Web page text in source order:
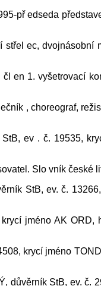
př edseda
ec,
en 1. vyšetrovací
, choreograf,
ev . č. 19535,
Slo vník české
StB, ev. č.
jméno AK
krycí jméno
důvěrník StB, ev. č.